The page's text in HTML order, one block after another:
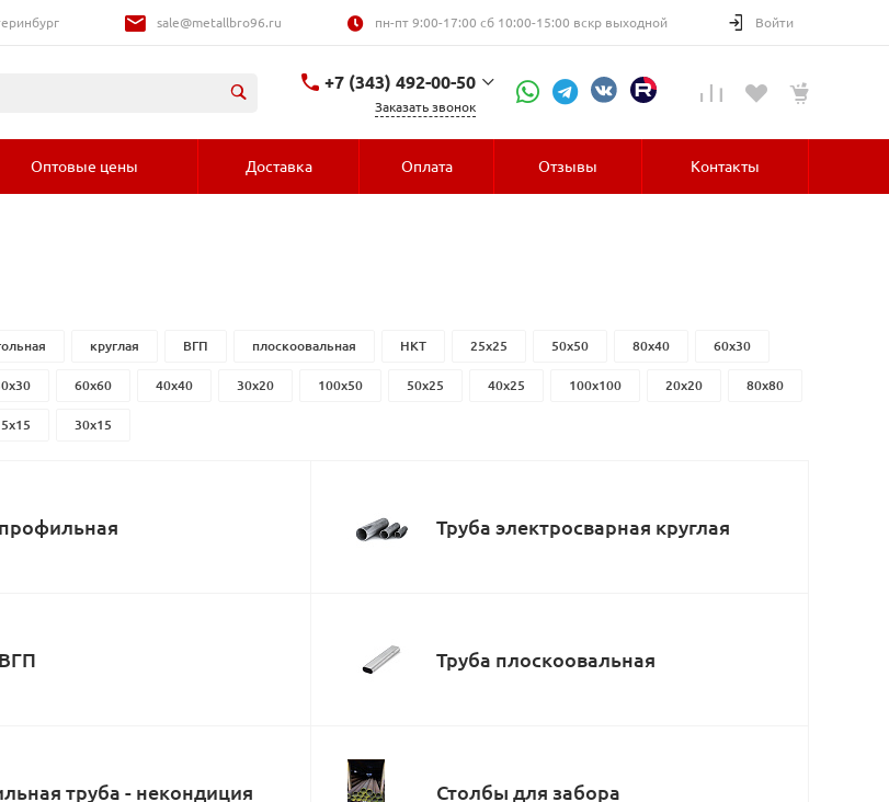
sale@metallbro96.ru пн-пт 9:00-17:00 сб 10:00-15:00 вскр выходной Войти
+7 (343) 492-00-50
Заказать звонок
Оптовые цены Доставка Оплата Отзывы Контакты
круглая ВГП плоскоовальная НКТ 25x25 50x50 80x40 60x30
60x60 40x40 30x20 100x50 50x25 40x25 100x100 20x20 80x80
30х15
Труба электросварная круглая
Труба плоскоовальная
труба - некондиция Столбы для забора